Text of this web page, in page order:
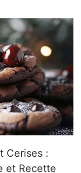
Cerises :
et Recette